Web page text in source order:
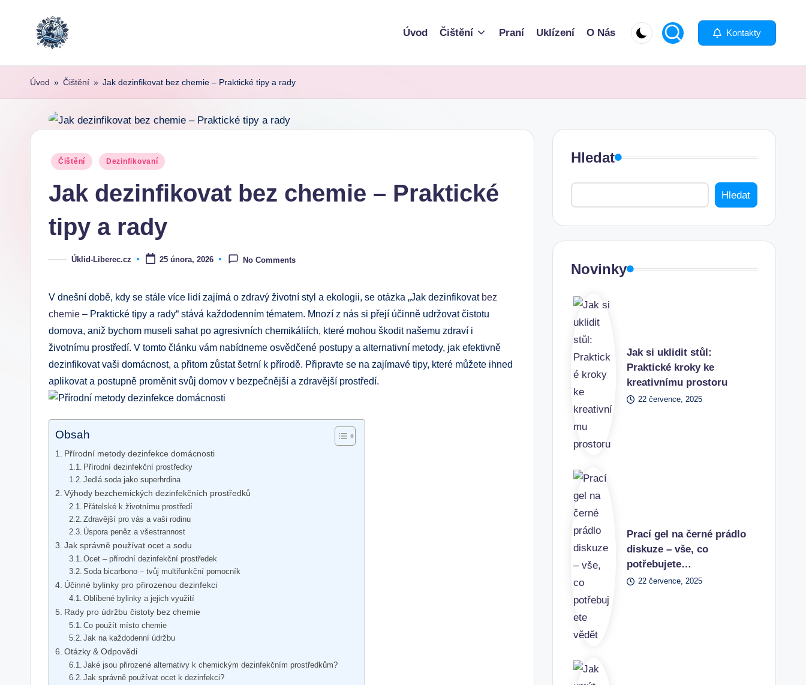
content
Úvod Čištění Praní Uklízení O Nás Kontakty
Úvod » Čištění » Jak dezinfikovat bez chemie – Praktické tipy a rady
Posted
Čištění Dezinfikovaní
Jak dezinfikovat bez chemie – Praktické
tipy a rady
PostedÚklid-Liberec.cz 25 února, 2026 No Comments
V dnešní době, kdy se stále více lidí zajímá o zdravý životní styl a ekologii, se otázka „Jak dezinfikovat bez
chemie – Praktické tipy a rady“ stává každodenním tématem. Mnozí z nás si přejí účinně udržovat čistotu
domova, aniž bychom museli sahat po agresivních chemikáliích, které mohou škodit našemu zdraví i
životnímu prostředí. V tomto článku vám nabídneme osvědčené postupy a alternativní metody, jak efektivně
dezinfikovat vaši domácnost, a přitom zůstat šetrní k přírodě. Připravte se na zajímavé tipy, které můžete ihned
aplikovat a postupně proměnit svůj domov v bezpečnější a zdravější prostředí.
Obsah
Přírodní metody dezinfekce domácnosti
Přírodní dezinfekční prostředky
Jedlá soda jako superhrdina
Výhody bezchemických dezinfekčních prostředků
Přátelské k životnímu prostředí
Zdravější pro vás a vaši rodinu
Úspora peněz a všestrannost
Jak správně používat ocet a sodu
Ocet – přírodní dezinfekční prostředek
Soda bicarbono – tvůj multifunkční pomocník
Účinné bylinky pro přirozenou dezinfekci
Oblíbené bylinky a jejich využití
Rady pro údržbu čistoty bez chemie
Co použít místo chemie
Jak na každodenní údržbu
Otázky & Odpovědi
Jaké jsou přirozené alternativy k chemickým dezinfekčním prostředkům?
Jak správně používat ocet k dezinfekci?
Hledat
Hledat
Novinky
Jak si uklidit stůl:
Praktické kroky ke
kreativnímu prostoru
22 července, 2025
Prací gel na černé prádlo
diskuze – vše, co
potřebujete…
22 července, 2025